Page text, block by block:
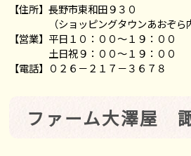
【住所】長野市東和田９３０
（ショッピングタウンあおぞら内
【営業】平日１０：００～１９：００
土日祝９：００～１９：００
【電話】０２６－２１７－３６７８
ファーム大澤屋